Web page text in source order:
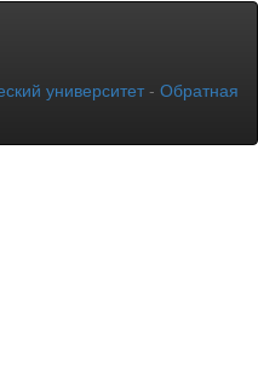
университет- Обратная